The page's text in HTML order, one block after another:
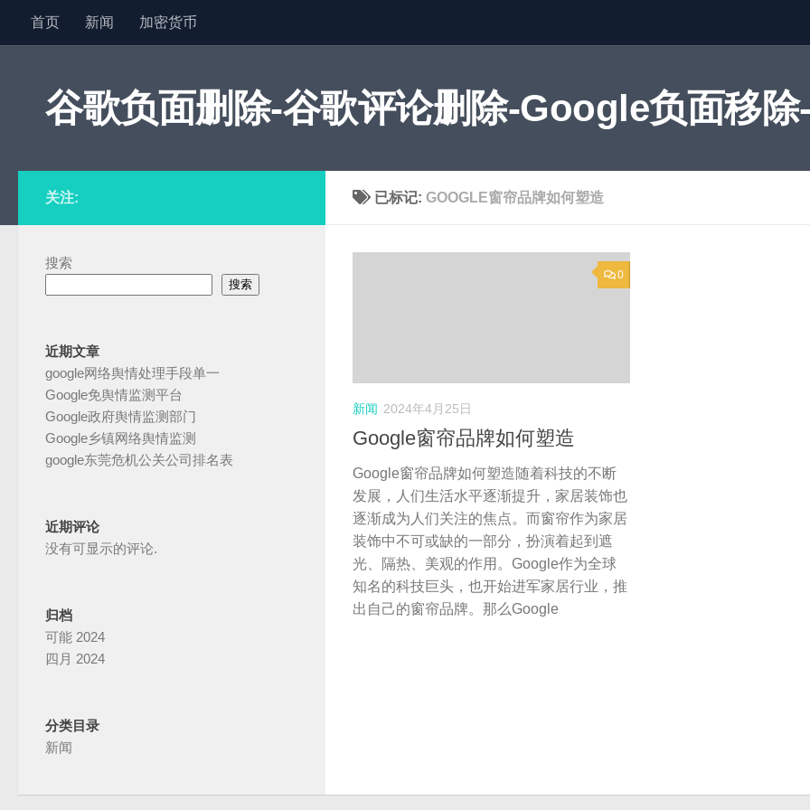
跳至内容
首页 新闻 加密货币
谷歌负面删除-谷歌评论删除-Google负面移
已标记: GOOGLE窗帘品牌如何塑造
0
新闻 2024年4月25日
Google窗帘品牌如何塑造
Google窗帘品牌如何塑造随着科技的不断
发展 ， 人们生活水平逐渐提升 ， 家居装饰也
逐渐成为人们关注的焦点。 而窗帘作为家居
装饰中不可或缺的一部分 ， 扮演着起到遮
光
隔热 美观的作用 。 Google作为全球
知名的科技巨头 ， 也开始进军家居行业 ， 推
出自己的窗帘品牌。 那么Google
关注:
搜索
搜索
近期文章
google网络舆情处理手段单一
Google免舆情监测平台
Google政府舆情监测部门
Google乡镇网络舆情监测
google东莞危机公关公司排名表
近期评论
没有可显示的评论.
归档
可能 2024
四月 2024
分类目录
新闻